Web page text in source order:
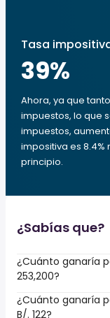
Tasa
39%
Ahora, ya que
impuestos, lo que
impuestos,
impositiva es
principio.
¿Sabías que?
¿Cuánto ganaría
253,200?
¿Cuánto ganaría
B/. 122?